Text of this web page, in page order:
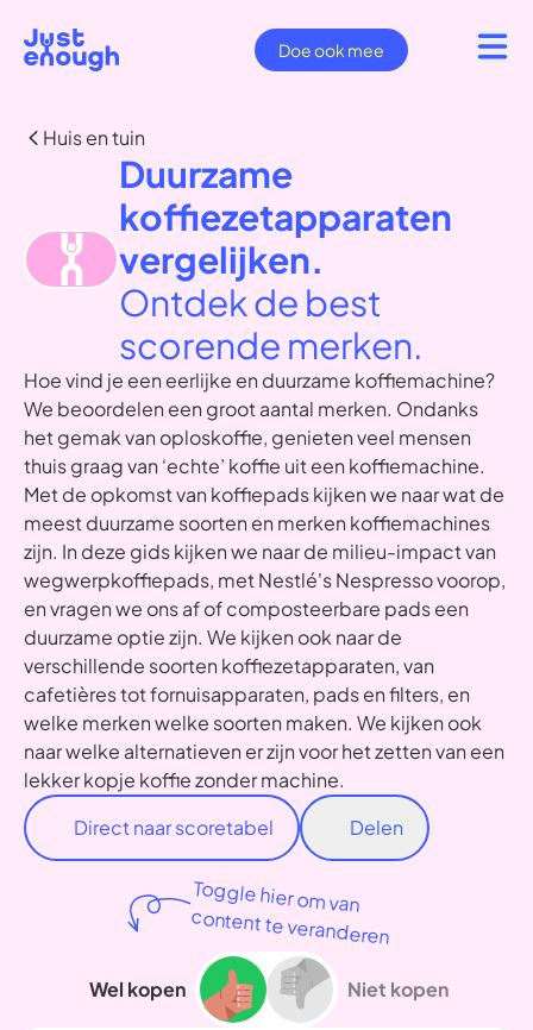
Doe ook mee
Huis en tuin
Duurzame
koffiezetapparaten
vergelijken.
Ontdek de best
scorende merken.
Hoe vind je een eerlijke en duurzame koffiemachine?
We beoordelen een groot aantal merken. Ondanks
het gemak van oploskoffie, genieten veel mensen
thuis graag van ‘echte’ koffie uit een koffiemachine.
Met de opkomst van koffiepads kijken we naar wat de
meest duurzame soorten en merken koffiemachines
zijn. In deze gids kijken we naar de milieu-impact van
wegwerpkoffiepads, met Nestlé's Nespresso voorop,
en vragen we ons af of composteerbare pads een
duurzame optie zijn. We kijken ook naar de
verschillende soorten koffiezetapparaten, van
cafetières tot fornuisapparaten, pads en filters, en
welke merken welke soorten maken. We kijken ook
naar welke alternatieven er zijn voor het zetten van een
lekker kopje koffie zonder machine.
Direct naar scoretabel
Delen
Toggle hier om van
content te veranderen
Wel kopen Niet kopen